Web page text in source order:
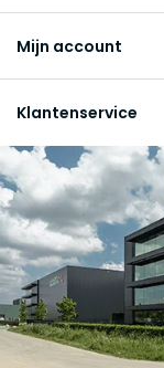
Mijn account
Klantenservice